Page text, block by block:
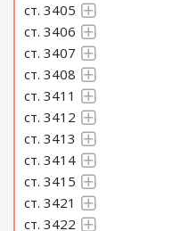
ст. 3405
ст. 3406
ст. 3407
ст. 3408
ст. 3411
ст. 3412
ст. 3413
ст. 3414
ст. 3415
ст. 3421
ст. 3422